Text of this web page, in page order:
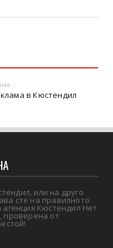
-
или на друго
сте на правилното
Кюстендил Нет
проверена от